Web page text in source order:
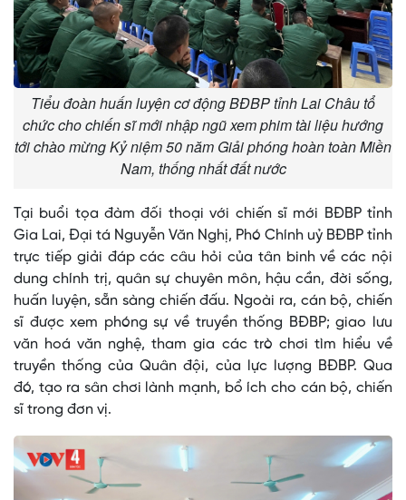
Tiểu đoàn huấn luyện cơ động BĐBP tỉnh Lai Châu tổ
chức cho chiến sĩ mới nhập ngũ xem phim tài liệu hướng
tới chào mừng Kỷ niệm 50 năm Giải phóng hoàn toàn Miền
Nam, thống nhất đất nước
Tại buổi tọa đàm đối thoại với chiến sĩ mới BĐBP tỉnh
Gia Lai, Đại tá Nguyễn Văn Nghị, Phó Chính uỷ BĐBP tỉnh
trực tiếp giải đáp các câu hỏi của tân binh về các nội
dung chính trị, quân sự chuyên môn, hậu cần, đời sống,
huấn luyện, sẵn sàng chiến đấu. Ngoài ra, cán bộ, chiến
sĩ được xem phóng sự về truyền thống BĐBP; giao lưu
văn hoá văn nghệ, tham gia các trò chơi tìm hiểu về
truyền thống của Quân đội, của lực lượng BĐBP. Qua
đó, tạo ra sân chơi lành mạnh, bổ ích cho cán bộ, chiến
sĩ trong đơn vị.